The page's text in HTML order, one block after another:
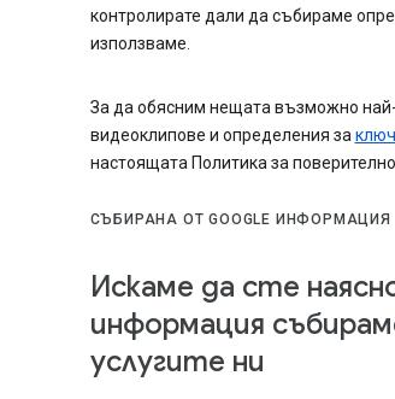
контролирате дали да събираме
използваме.
За да обясним нещата възможно
видеоклипове и определения за
настоящата Политика за
СЪБИРАНА ОТ GOOGLE ИНФОРМАЦИЯ
Искаме да сте
информация
услугите ни